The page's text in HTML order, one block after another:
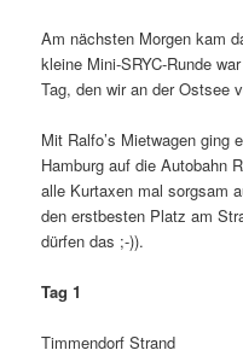
Am nächsten Morgen kam
kleine Mini-SRYC-Runde
Tag, den wir an der Ostsee
Mit Ralfo’s Mietwagen ging
Hamburg auf die Autobahn
alle Kurtaxen mal sorgsam
den erstbesten Platz am
dürfen das ;-)).
Tag 1
Timmendorf Strand